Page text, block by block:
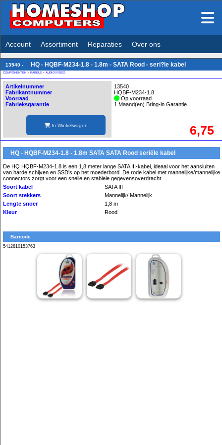
Account Assortiment Reparaties Over ons
13540 - HQ - HQBF-M234-1.8 - 1.8m - SATA Rood - seri?le kabel
COMPONENTEN > KABELS > AUDIO/VIDEO
Artikelnummer
Fabrikantnummer
Voorraad
Fabrieksgarantie
In Winkelwagen
13540
HQBF-M234-1.8
Op voorraad
1 Maand(en) Bring-in Garantie
6,75
HQ - HQBF-M234-1.8 - 1.8m SATA SATA Rood seriële kabel
De HQ HQBF-M234-1.8 is een 1,8 meter lange SATA III-kabel, ideaal voor het aansluiten
van harde schijven en SSD's op het moederbord. De rode kabel met mannelijke/mannelijke
connectors zorgt voor een snelle en stabiele gegevensoverdracht.
Soort kabel
SATA III
Soort stekkers
Mannelijk/ Mannelijk
Lengte snoer
1,8 m
Kleur
Rood
Barcode
5412810153763